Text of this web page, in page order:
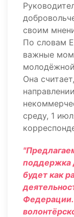
своим
По словам
важные
Она
среду, 1
поддержка
будет как